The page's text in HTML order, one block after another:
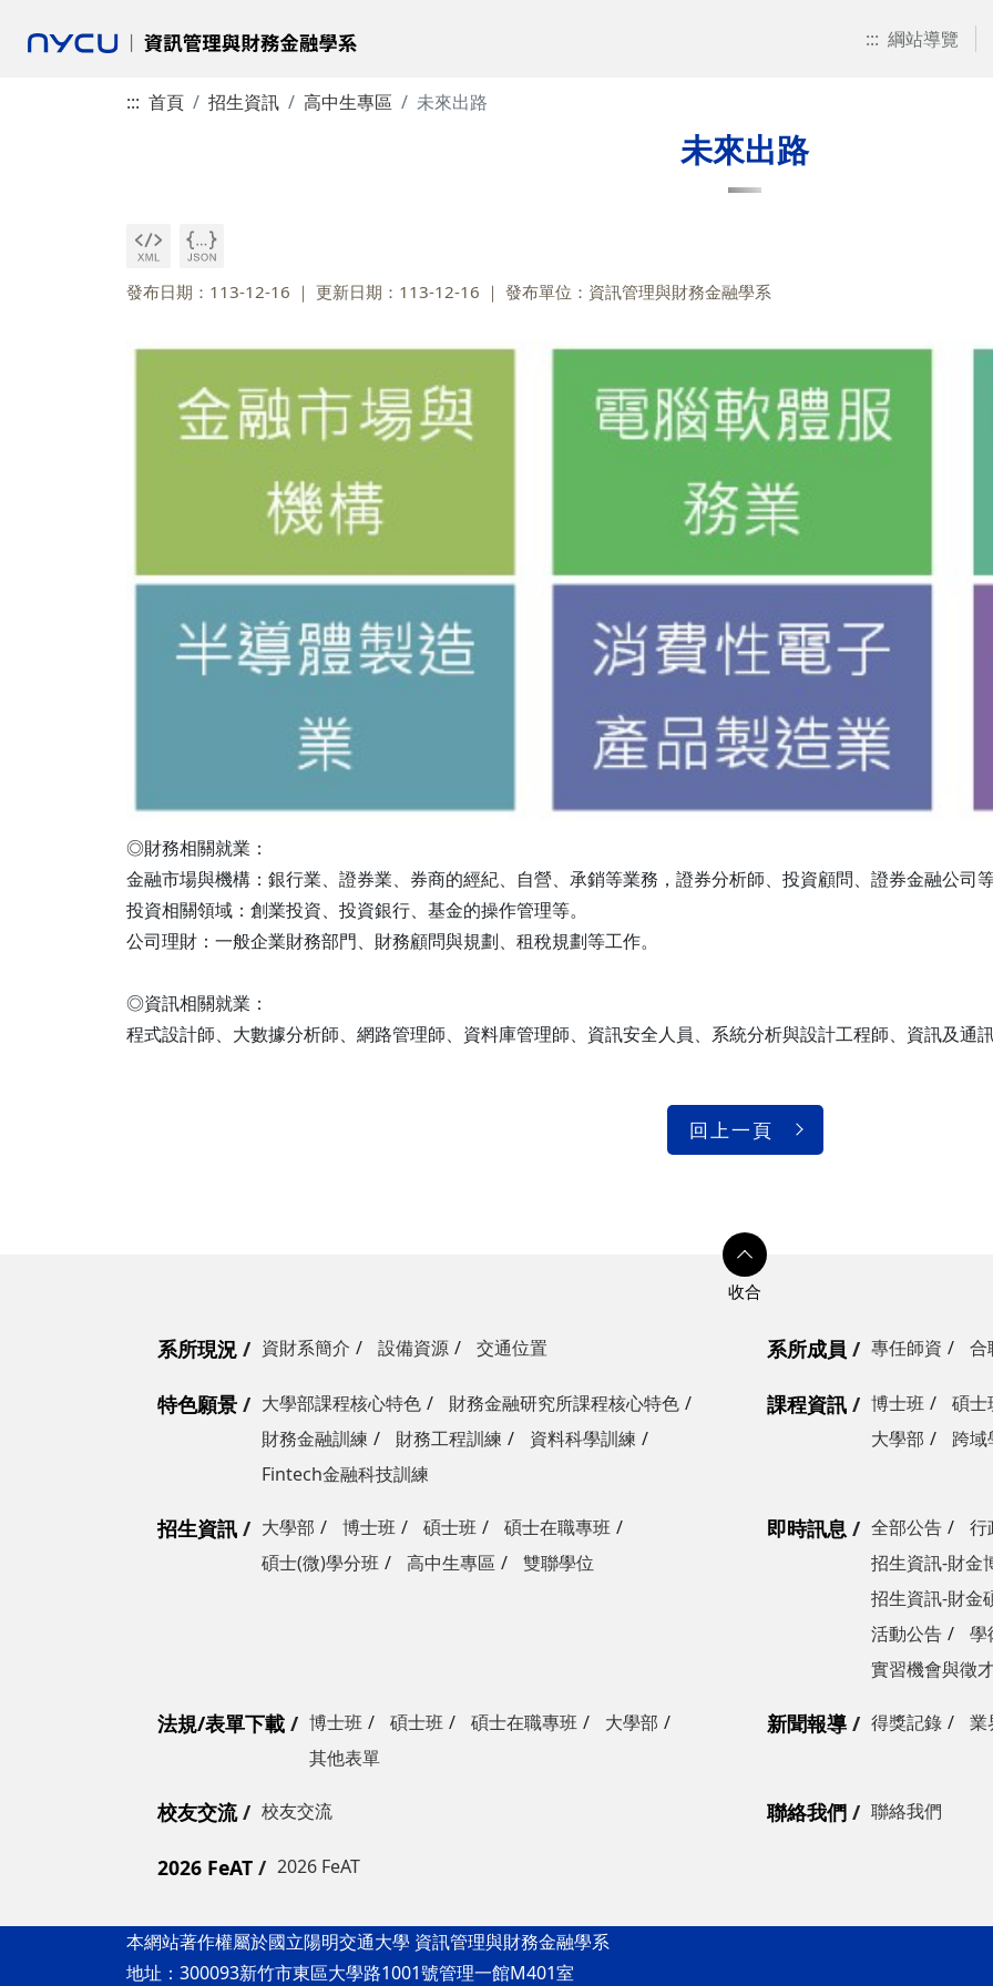
::: 綱站導覽
::: 首頁 招生資訊 高中生專區 未來出路
未來出路
發布日期：113-12-16 更新日期：113-12-16 發布單位：資訊管理與財務金融學系
◎財務相關就業：
金融市場與機構：銀行業、證券業、券商的經紀、自營、承銷等業務，證券分析師、投資顧問、證券金融公司
投資相關領域：創業投資、投資銀行、基金的操作管理等。
公司理財：一般企業財務部門、財務顧問與規劃、租稅規劃等工作。
◎資訊相關就業：
程式設計師、大數據分析師、網路管理師、資料庫管理師、資訊安全人員、系統分析與設計工程師、資訊及通
回上一頁
系所現況 資財系簡介 設備資源 交通位置 系所成員 專任師資 合
特色願景 大學部課程核心特色
財務金融研究所課程核心特色
財務金融訓練
財務工程訓練
資料科學訓練
Fintech金融科技訓練
課程資訊 博士班
碩士
大學部
跨域
招生資訊 大學部 博士班 碩士班
碩士在職專班
碩士(微)學分班
高中生專區 雙聯學位
即時訊息 全部公告
行
招生資訊-財金
招生資訊-財金
活動公告
學
實習機會與徵
法規/表單下載 博士班 碩士班 碩士在職專班
大學部
其他表單
新聞報導 得獎記錄 業
校友交流 校友交流 聯絡我們 聯絡我們
2026 FeAT 2026 FeAT
本網站著作權屬於國立陽明交通大學 資訊管理與財務金融學系
地址：300093新竹市東區大學路1001號管理一館M401室